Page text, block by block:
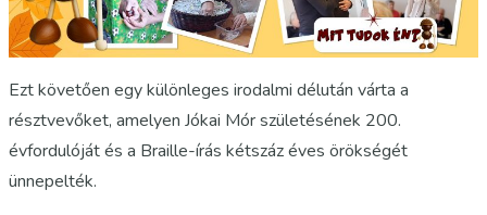
Ezt követően egy különleges irodalmi délután várta a
résztvevőket, amelyen Jókai Mór születésének 200.
évfordulóját és a Braille-írás kétszáz éves örökségét
ünnepelték.